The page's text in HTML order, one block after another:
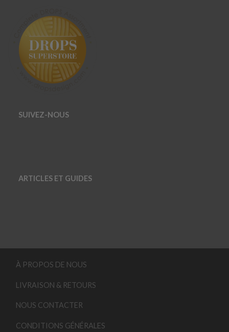
SUIVEZ-NOUS
ARTICLES ET GUIDES
À PROPOS DE NOUS
LIVRAISON & RETOURS
NOUS CONTACTER
CONDITIONS GÉNÉRALES